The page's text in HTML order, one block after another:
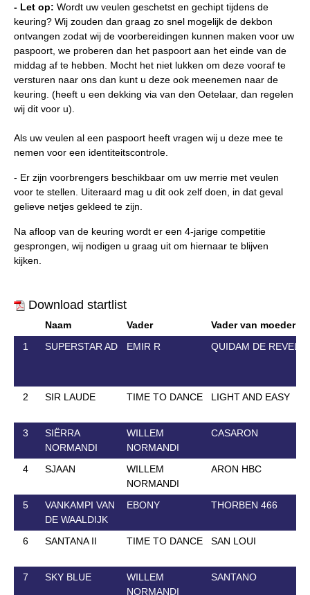
- Let op: Wordt uw veulen geschetst en gechipt tijdens de
keuring? Wij zouden dan graag zo snel mogelijk de dekbon
ontvangen zodat wij de voorbereidingen kunnen maken voor uw
paspoort, we proberen dan het paspoort aan het einde van de
middag af te hebben. Mocht het niet lukken om deze vooraf te
versturen naar ons dan kunt u deze ook meenemen naar de
keuring. (heeft u een dekking via van den Oetelaar, dan regelen
wij dit voor u).
Als uw veulen al een paspoort heeft vragen wij u deze mee te
nemen voor een identiteitscontrole.
- Er zijn voorbrengers beschikbaar om uw merrie met veulen
voor te stellen. Uiteraard mag u dit ook zelf doen, in dat geval
gelieve netjes gekleed te zijn.
Na afloop van de keuring wordt er een 4-jarige competitie
gesprongen, wij nodigen u graag uit om hiernaar te blijven
kijken.
Download startlist
Naam Vader Vader van moeder
1
SUPERSTAR AD EMIR R QUIDAM DE REVEL
2 SIR LAUDE TIME TO DANCE LIGHT AND EASY
3
SIËRRA
NORMANDI
WILLEM
NORMANDI
CASARON
4 SJAAN
WILLEM
NORMANDI
ARON HBC
5
VANKAMPI VAN
DE WAALDIJK
EBONY THORBEN 466
6 SANTANA II TIME TO DANCE SAN LOUI
7 SKY BLUE
WILLEM
NORMANDI
SANTANO